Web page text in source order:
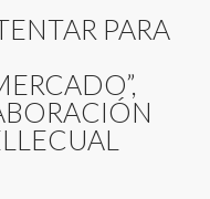
PARA